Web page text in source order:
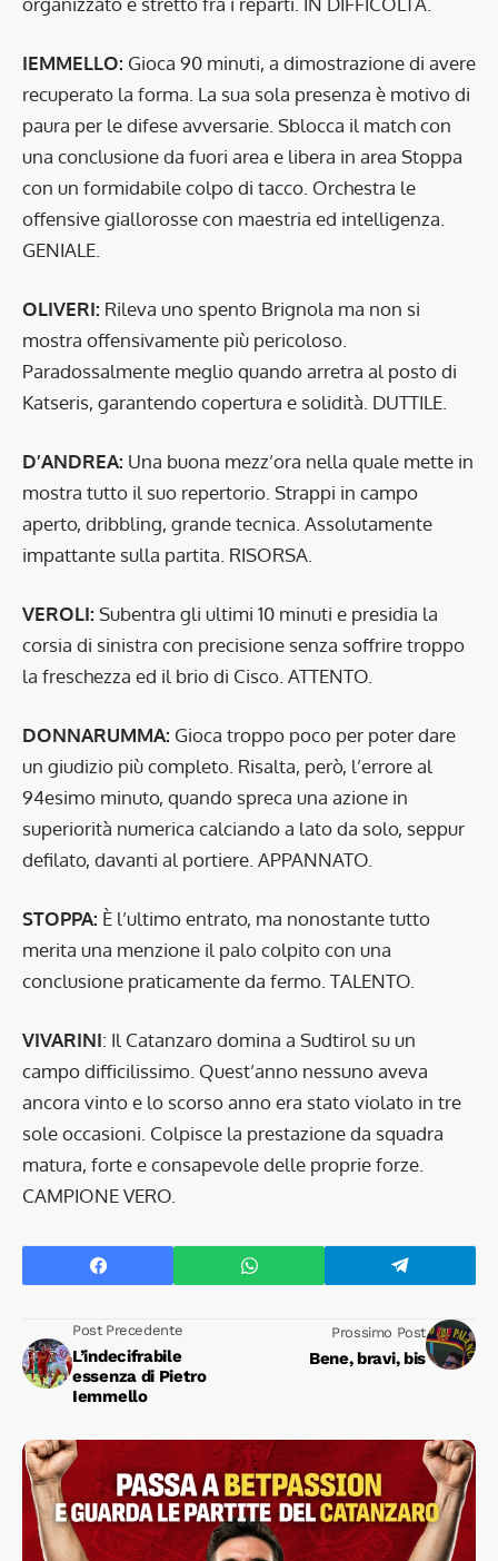
IEMMELLO: Gioca 90 minuti, a dimostrazione di avere
recuperato la forma. La sua sola presenza è motivo di
paura per le difese avversarie. Sblocca il match con
una conclusione da fuori area e libera in area Stoppa
con un formidabile colpo di tacco. Orchestra le
offensive giallorosse con maestria ed intelligenza.
GENIALE.
OLIVERI: Rileva uno spento Brignola ma non si
mostra offensivamente più pericoloso.
Paradossalmente meglio quando arretra al posto di
Katseris, garantendo copertura e solidità. DUTTILE.
D’ANDREA: Una buona mezz’ora nella quale mette in
mostra tutto il suo repertorio. Strappi in campo
aperto, dribbling, grande tecnica. Assolutamente
impattante sulla partita. RISORSA.
VEROLI: Subentra gli ultimi 10 minuti e presidia la
corsia di sinistra con precisione senza soffrire troppo
la freschezza ed il brio di Cisco. ATTENTO.
DONNARUMMA: Gioca troppo poco per poter dare
un giudizio più completo. Risalta, però, l’errore al
94esimo minuto, quando spreca una azione in
superiorità numerica calciando a lato da solo, seppur
defilato, davanti al portiere. APPANNATO.
STOPPA: È l’ultimo entrato, ma nonostante tutto
merita una menzione il palo colpito con una
conclusione praticamente da fermo. TALENTO.
VIVARINI: Il Catanzaro domina a Sudtirol su un
campo difficilissimo. Quest’anno nessuno aveva
ancora vinto e lo scorso anno era stato violato in tre
sole occasioni. Colpisce la prestazione da squadra
matura, forte e consapevole delle proprie forze.
CAMPIONE VERO.
Post Precedente
L’indecifrabile
essenza di Pietro
Iemmello
Prossimo Post
Bene, bravi, bis